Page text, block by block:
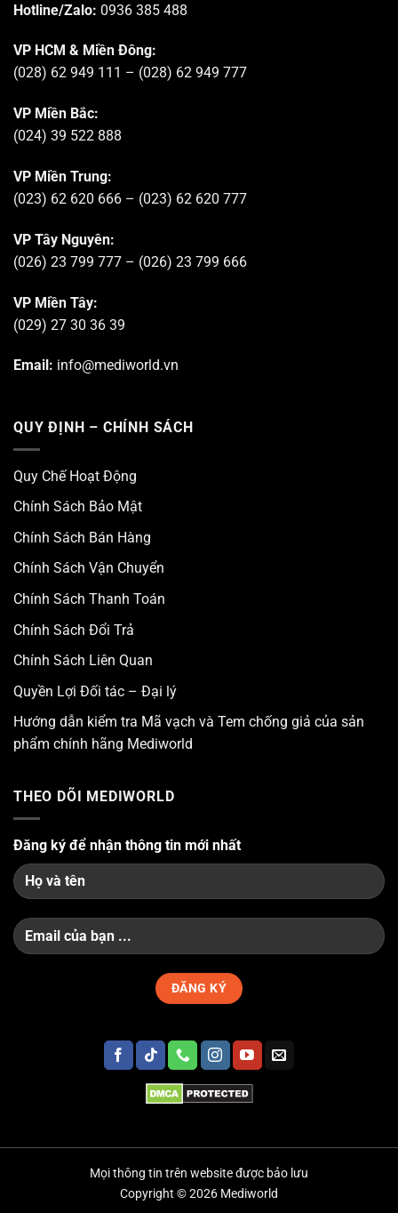
Hotline/Zalo: 0936 385 488
VP HCM & Miền Đông:
(028) 62 949 111 – (028) 62 949 777
VP Miền Bắc:
(024) 39 522 888
VP Miền Trung:
(023) 62 620 666 – (023) 62 620 777
VP Tây Nguyên:
(026) 23 799 777 – (026) 23 799 666
VP Miền Tây:
(029) 27 30 36 39
Email: info@mediworld.vn
QUY ĐỊNH – CHÍNH SÁCH
Quy Chế Hoạt Động
Chính Sách Bảo Mật
Chính Sách Bán Hàng
Chính Sách Vận Chuyển
Chính Sách Thanh Toán
Chính Sách Đổi Trả
Chính Sách Liên Quan
Quyền Lợi Đối tác – Đại lý
Hướng dẫn kiểm tra Mã vạch và Tem chống giả của sản
phẩm chính hãng Mediworld
THEO DÕI MEDIWORLD
Đăng ký để nhận thông tin mới nhất
Mọi thông tin trên website được bảo lưu
Copyright © 2026 Mediworld